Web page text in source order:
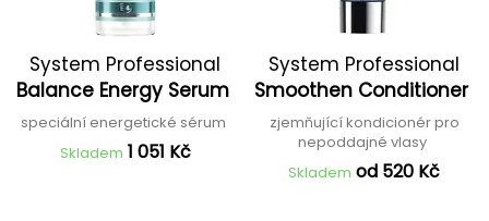
System Professional
Balance Energy Serum
speciální energetické sérum
Skladem 1 051 Kč
System Professional
Smoothen Conditioner
zjemňující kondicionér pro
nepoddajné vlasy
Skladem od 520 Kč